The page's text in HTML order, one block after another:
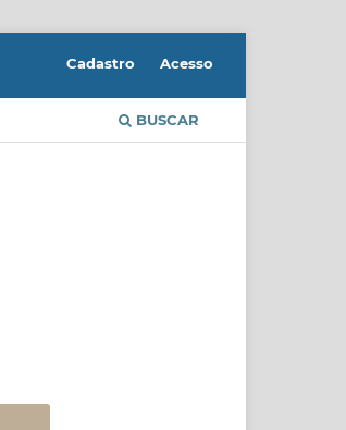
BUSCAR
Cadastro Acesso